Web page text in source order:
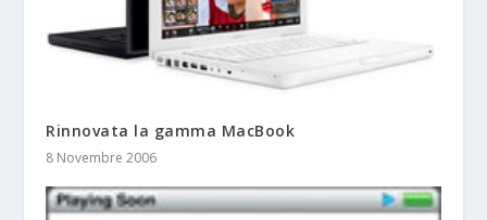
Rinnovata la gamma MacBook
8 Novembre 2006